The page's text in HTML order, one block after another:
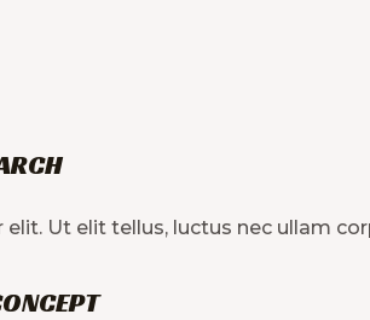
Ut elit tellus, luctus nec ullam